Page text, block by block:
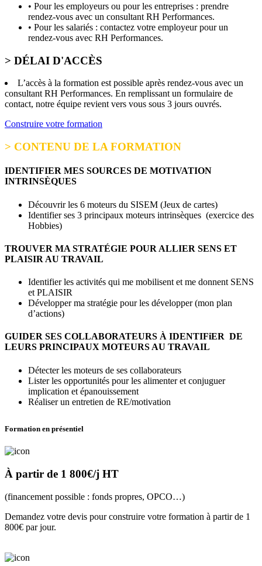
• Pour les employeurs ou pour les entreprises : prendre
rendez-vous avec un consultant RH Performances.
• Pour les salariés : contactez votre employeur pour un
rendez-vous avec RH Performances.
> DÉLAI D'ACCÈS
L’accès à la formation est possible après rendez-vous avec un
consultant RH Performances. En remplissant un formulaire de
contact, notre équipe revient vers vous sous 3 jours ouvrés.
Construire votre formation
> CONTENU DE LA FORMATION
IDENTIFIER MES SOURCES DE MOTIVATION
INTRINSÈQUES
Découvrir les 6 moteurs du SISEM (Jeux de cartes)
Identifier ses 3 principaux moteurs intrinsèques (exercice des
Hobbies)
TROUVER MA STRATÉGIE POUR ALLIER SENS ET
PLAISIR AU TRAVAIL
Identifier les activités qui me mobilisent et me donnent SENS
et PLAISIR
Développer ma stratégie pour les développer (mon plan
d’actions)
GUIDER SES COLLABORATEURS À IDENTIFiER DE
LEURS PRINCIPAUX MOTEURS AU TRAVAIL
Détecter les moteurs de ses collaborateurs
Lister les opportunités pour les alimenter et conjuguer
implication et épanouissement
Réaliser un entretien de RE/motivation
Formation en présentiel
À partir de 1 800€/j HT
(financement possible : fonds propres, OPCO…)
Demandez votre devis pour construire votre formation à partir de 1
800€ par jour.